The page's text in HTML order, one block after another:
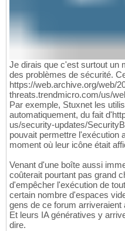
Je dirais que c'est surtout un
des problèmes de sécurité.
https://web.archive.org/web/
threats.trendmicro.com/us/
Par exemple, Stuxnet les
automatiquement, du fait
us/security-updates/
pouvait permettre l'exécution
moment où leur icône était
Venant d'une boîte aussi
coûterait pourtant pas grand
d'empêcher l'exécution de
certain nombre d'espaces
gens de ce forum
Et leurs IA génératives y
dire.